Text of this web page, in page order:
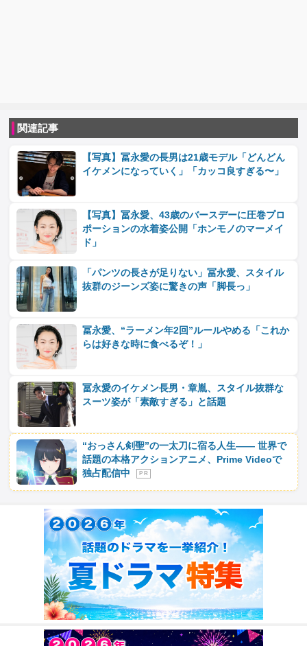
関連記事
【写真】冨永愛の長男は21歳モデル「どんどん
イケメンになっていく」「カッコ良すぎる〜」
【写真】冨永愛、43歳のバースデーに圧巻プロ
ポーションの水着姿公開「ホンモノのマーメイ
ド」
「パンツの長さが足りない」冨永愛、スタイル
抜群のジーンズ姿に驚きの声「脚長っ」
冨永愛、“ラーメン年2回”ルールやめる「これか
らは好きな時に食べるぞ！」
冨永愛のイケメン長男・章胤、スタイル抜群な
スーツ姿が「素敵すぎる」と話題
“おっさん剣聖”の一太刀に宿る人生―― 世界で
話題の本格アクションアニメ、Prime Videoで
独占配信中
P R